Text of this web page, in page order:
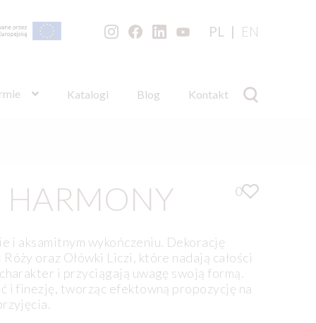
PL EN
Katalogi Blog Kontakt
HARMONY 0
i aksamitnym wykończeniu. Dekorację
oraz Ołówki Liczi, które nadają całości
i przyciągają uwagę swoją formą.
i finezję, tworząc efektowną propozycję na